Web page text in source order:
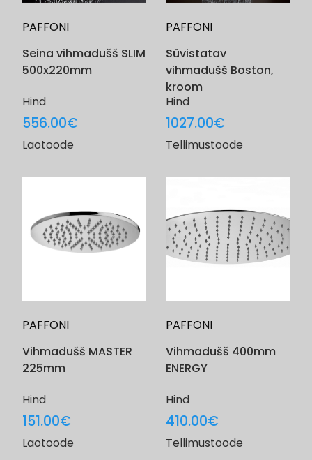
PAFFONI
Seina vihmadušš SLIM
500x220mm
Hind
556.00€
Laotoode
PAFFONI
Süvistatav
vihmadušš Boston,
kroom
Hind
1027.00€
Tellimustoode
PAFFONI
Vihmadušš MASTER
225mm
Hind
151.00€
Laotoode
PAFFONI
Vihmadušš 400mm
ENERGY
Hind
410.00€
Tellimustoode